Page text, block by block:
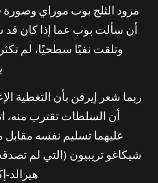
مزود الثلج بوب موراي
أن سألت بوب عما إذا كان
وتلقت نفيًا سطحيًا، لم
ربما شعر إيرفن بأن التغطية
أن السلطات تقترب منه،
عليهما تسليم نفسه مقابل
شيكاغو تريبيون (التي لم
هيرالد-